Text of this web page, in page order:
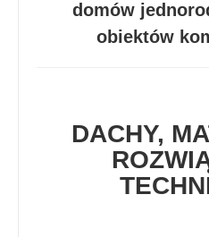
domów
obiektów
DACHY,